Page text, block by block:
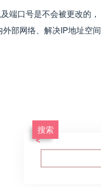
端口号是不会被更改的，
部网络、解决IP地址空间
搜索